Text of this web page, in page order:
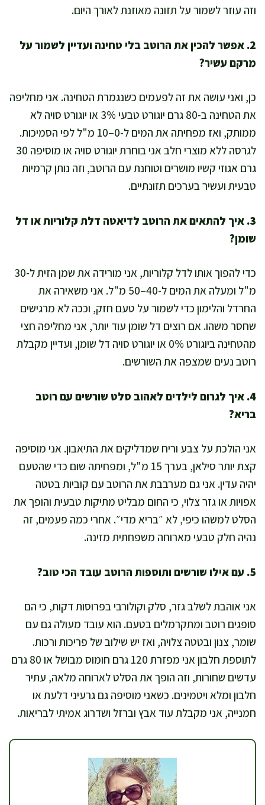
וזה עוזר לשמור על תזונה מאוזנת לאורך היום.
2. אפשר להכין את הרוטב בלי טחינה ועדיין לשמור על
מרקם עשיר?
כן, ואני עושה את זה לפעמים כשנגמרת הטחינה. אני מחליפה
את הטחינה ב-80 גרם יוגורט טבעי 3% או יוגורט סויה לא
ממותק, ואז מפחיתה את המים ל-0–10 מ"ל לפי הסמיכות.
לגרסה ללא מוצרי חלב אני בוחרת יוגורט סויה או מוסיפה 30
גרם אגוזי קשיו מושרים וטוחנת עם הרוטב, וזה נותן קרמיות
טבעית ועשיר בערכים תזונתיים.
3. איך להתאים את הרוטב לדיאטה דלת קלוריות או דל
שומן?
כדי להפוך אותו לדל קלוריות, אני מורידה את שמן הזית ל-30
מ"ל ומעלה את המים ל-40–50 מ"ל. אני משאירה את
החרדל והלימון כדי לשמור על טעם חזק, וככה לא מרגישים
שחסר משהו. אם רוצים דל שומן עוד יותר, אני מחליפה חצי
מהטחינה ביוגורט 0% או יוגורט סויה דל שומן, ועדיין מקבלת
רוטב נעים שמצפה את השורשים.
4. איך לגרום לילדים לאהוב סלט שורשים עם רוטב
בריא?
אני הולכת על צבע וריח שמדליקים את התיאבון. אני מוסיפה
קצת יותר סילאן, בערך 15 מ"ל, ומפחיתה שום כדי שהטעם
יהיה עדין. אני גם מערבבת את הרוטב עם קוביות בטטה
אפויות או גזר צלוי, כי החום מבליט מתיקות טבעית והופך את
הסלט למשהו כיפי, לא ״בריא מדי״. אחרי כמה פעמים, זה
נהיה חלק טבעי מארוחה משפחתית מזינה.
5. עם אילו שורשים ותוספות הרוטב עובד הכי טוב?
אני אוהבת לשלב גזר, סלק וקולורבי בפרוסות דקות, כי הם
סופגים רוטב ומתקרמלים בטעם. הוא עובד מעולה גם עם
שומר, צנון ובטטה צלויה, ואז יש שילוב של פריכות ורכות.
לתוספת חלבון אני מפזרת 120 גרם חומוס מבושל או 80 גרם
עדשים שחורות, וזה הופך את הסלט לארוחה מלאה, עתיר
חלבון ומלא ויטמינים. כשאני מוסיפה גם גרעיני דלעת או
חמנייה, אני מקבלת עוד אבץ וברזל ושדרוג אמיתי לבריאות.